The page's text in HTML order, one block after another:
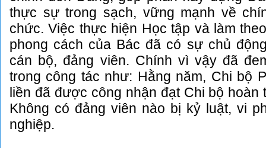
thực sự trong sạch, vững mạnh về
chức. Việc thực hiện Học tập và làm
phong cách của Bác đã có sự chủ
cán bộ, đảng viên. Chính vì vậy đã
trong công tác như: Hằng năm, Chi bộ
liền đã được công nhận đạt Chi bộ hoàn
Không có đảng viên nào bị kỷ luật, vi
nghiệp.